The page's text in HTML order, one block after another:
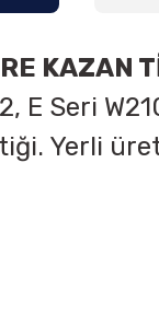
KAZAN
E Seri
Yerli